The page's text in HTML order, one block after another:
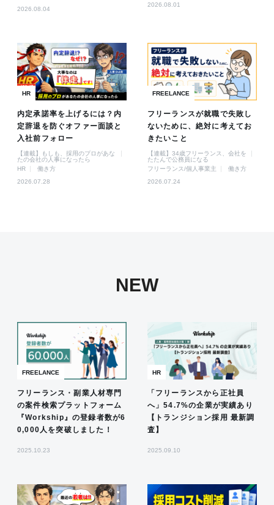
2026.08.04
2026.08.01
HR
内定承諾率を上げるには？内
定辞退を防ぐオファー面談と
入社前フォロー
【連載】もしも、採用のプロがあな
たの会社の人事になったら
HR
働き方
2026.07.28
FREELANCE
フリーランスが就職で失敗し
ないために、絶対に考えてお
きたいこと
【連載】34歳フリーランス、会社を
たたんで公務員になる
フリーランス/個人事業主
働き方
2026.07.24
NEW
FREELANCE
フリーランス・副業人材専門
の案件検索プラットフォーム
『Workship』の登録者数が6
0,000人を突破しました！
2025.10.23
HR
「フリーランスから正社員
へ」54.7%の企業が実績あり
【トランジション採用 最新調
査】
2025.09.10